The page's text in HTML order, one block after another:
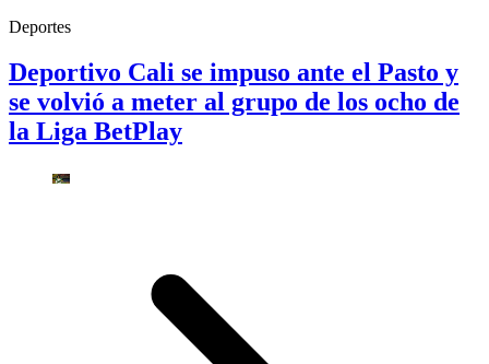
Deportes
Deportivo Cali se impuso ante el Pasto y
se volvió a meter al grupo de los ocho de
la Liga BetPlay